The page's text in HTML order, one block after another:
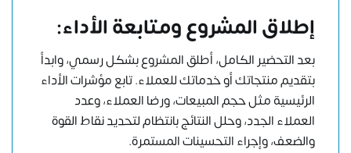
إطلاق المشروع ومتابعة الأداء:
بعد التحضير الكامل، أطلق المشروع بشكل رسمي، وابدأ
بتقديم منتجاتك أو خدماتك للعملاء. تابع مؤشرات الأداء
الرئيسية مثل حجم المبيعات، ورضا العملاء، وعدد
العملاء الجدد، وحلل النتائج بانتظام لتحديد نقاط القوة
والضعف، وإجراء التحسينات المستمرة.